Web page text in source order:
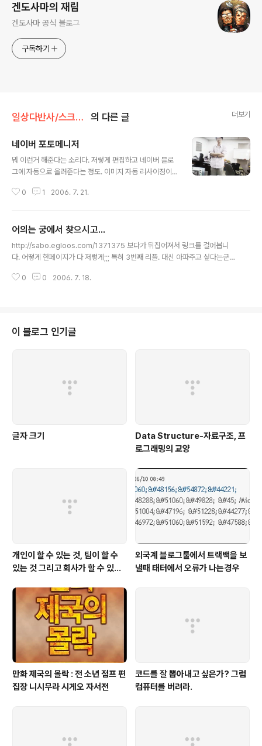
겐도사마의 재림
겐도사마 공식 블로그
구독하기
일상다반사/스크랩핑, 가쉽 의 다른 글 더보기
네이버 포토메니저
뭐 이런거 해준다는 소리다. 저렇게 편집하고 네이버 블로
그에 자동으로 올려준다는 정도. 이미지 자동 리사이징이
이디어까지 기대할 수는 없다해도... N사가 얼마나 널널한
엽기적인 버튼배치(이것도 내가 만들었나 ㄱ-)등등을 볼
때... 좀 급했나 보다. 요즘 포털들이 구색 맞추기를 위해 기
능의 열거만 하는 경향이 강해지고 있는 것 같다. 기획자가
~~ 라고 된 것이 이유일까?
0 1 2006. 7. 21.
어의는 궁에서 찾으시고...
http://sabo.egloos.com/1371375 보다가 뒤집어져서 링크를 걸어봅니
다. 어떻게 한페이지가 다 저렇게;;; 특히 3번째 리플. 대신 아파주고 싶다는군
0 0 2006. 7. 18.
이 블로그 인기글
글자 크기
Data Structure-자료구조, 프
로그래밍의 교양
개인이 할 수 있는 것, 팀이 할 수
있는 것 그리고 회사가 할 수 있는
외국계 블로그툴에서 트랙백을 보
낼때 태터에서 오류가 나는경우
만화 제국의 몰락 : 전 소년 점프 편
집장 니시무라 시게오 자서전
코드를 잘 뽑아내고 싶은가? 그럼
컴퓨터를 버려라.